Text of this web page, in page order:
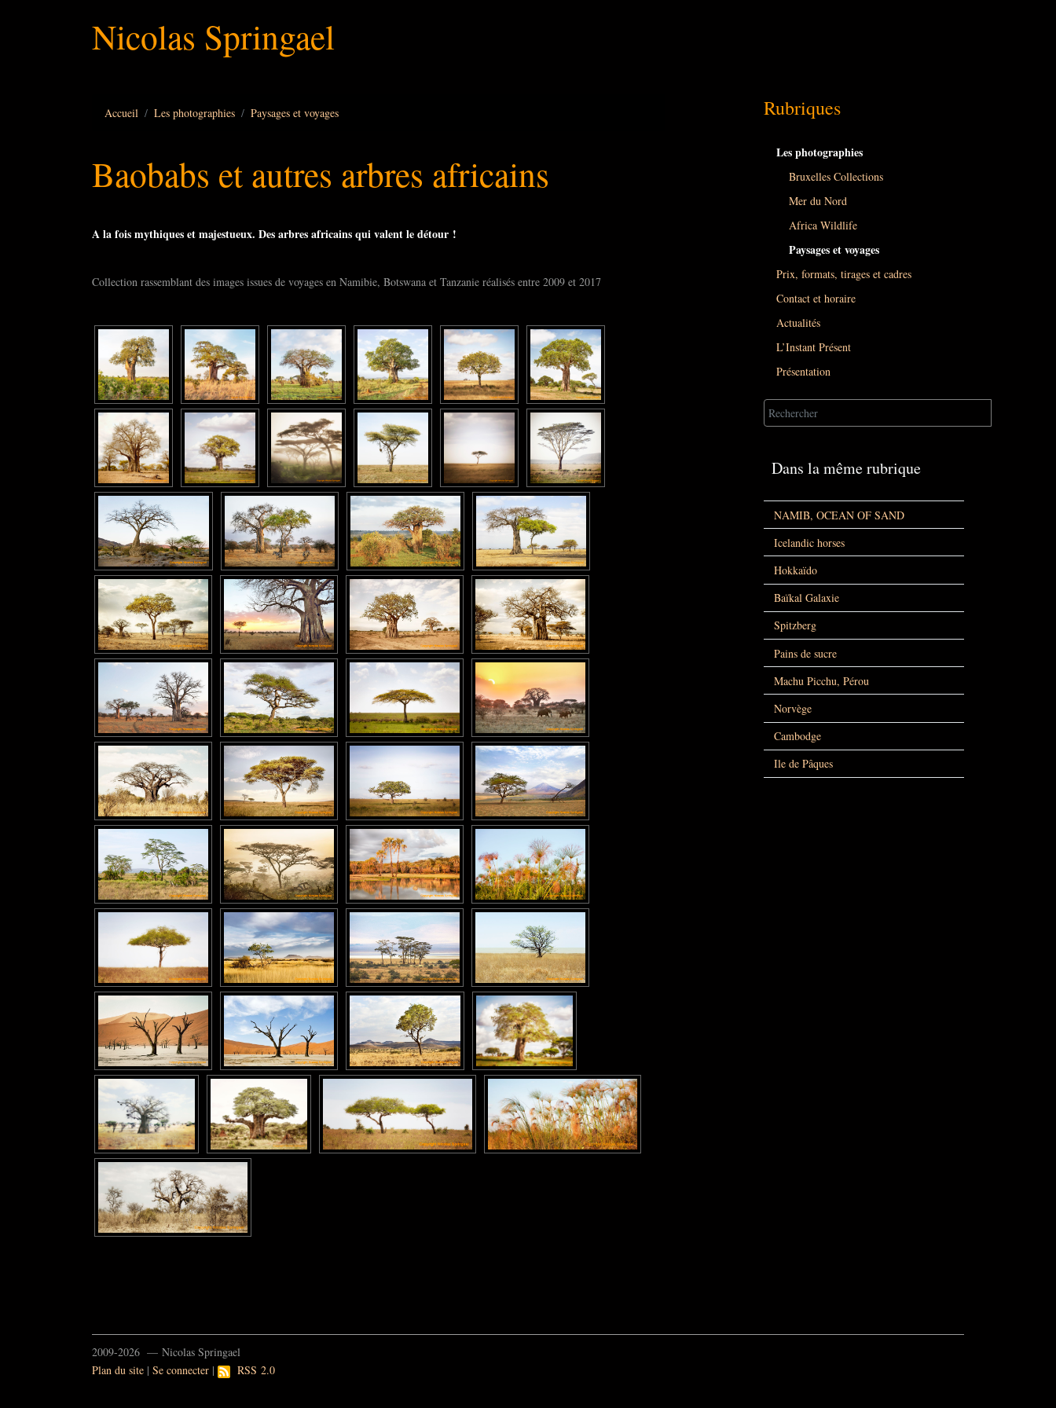
Nicolas Springael
Accueil Les photographies Paysages et voyages
Baobabs et autres arbres africains
A la fois mythiques et majestueux. Des arbres africains qui valent le détour !
Collection rassemblant des images issues de voyages en Namibie, Botswana et Tanzanie réalisés entre 2009 et 2017
Rubriques
Les photographies
Bruxelles Collections
Mer du Nord
Africa Wildlife
Paysages et voyages
Prix, formats, tirages et cadres
Contact et horaire
Actualités
L’Instant Présent
Présentation
Dans la même rubrique
NAMIB, OCEAN OF SAND
Icelandic horses
Hokkaïdo
Baïkal Galaxie
Spitzberg
Pains de sucre
Machu Picchu, Pérou
Norvège
Cambodge
Ile de Pâques
2009-2026 — Nicolas Springael
Plan du site | Se connecter | RSS 2.0